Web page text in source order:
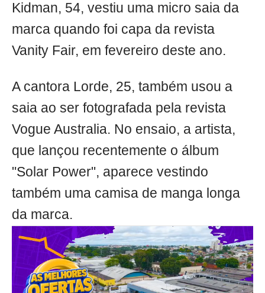
Kidman, 54, vestiu uma micro saia da
marca quando foi capa da revista
Vanity Fair, em fevereiro deste ano.
A cantora Lorde, 25, também usou a
saia ao ser fotografada pela revista
Vogue Australia. No ensaio, a artista,
que lançou recentemente o álbum
"Solar Power", aparece vestindo
também uma camisa de manga longa
da marca.